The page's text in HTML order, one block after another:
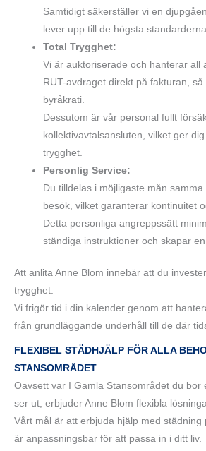
Samtidigt säkerställer vi en
lever upp till de högsta
Total Trygghet:
Vi är auktoriserade och hanterar all
RUT-avdraget direkt på fakturan, så
byråkrati.
Dessutom är vår personal fullt
kollektivavtalsansluten, vilket ger
trygghet.
Personlig Service:
Du tilldelas i möjligaste mån
besök, vilket garanterar kontinuitet
Detta personliga angreppssätt
ständiga instruktioner och skapar
Att anlita Anne Blom innebär att du
trygghet.
Vi frigör tid i din kalender genom att
från grundläggande underhåll till de där
FLEXIBEL STÄDHJÄLP FÖR ALLA
STANSOMRÅDET
Oavsett var I Gamla Stansområdet du bor
ser ut, erbjuder Anne Blom flexibla
Vårt mål är att erbjuda hjälp med städning
är anpassningsbar för att passa in i ditt liv.